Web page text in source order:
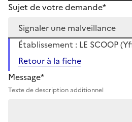
Sujet de votre demande*
Établissement : LE SCOOP
Retour à la fiche
Message*
Texte de description additionnel